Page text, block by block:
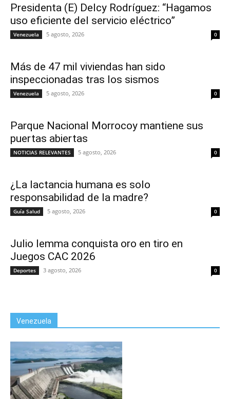
Presidenta (E) Delcy Rodríguez: “Hagamos
uso eficiente del servicio eléctrico”
Venezuela 5 agosto, 2026 0
Más de 47 mil viviendas han sido
inspeccionadas tras los sismos
Venezuela 5 agosto, 2026 0
Parque Nacional Morrocoy mantiene sus
puertas abiertas
NOTICIAS RELEVANTES 5 agosto, 2026 0
¿La lactancia humana es solo
responsabilidad de la madre?
Guía Salud 5 agosto, 2026 0
Julio Iemma conquista oro en tiro en
Juegos CAC 2026
Deportes 3 agosto, 2026 0
Venezuela